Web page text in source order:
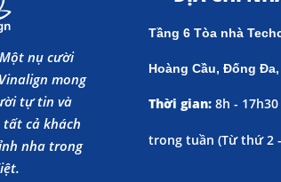
nụ cười
mong
tự tin và
cả khách
nha trong
Tầng 6 Tòa nhà
Hoàng Cầu, Đống Đa,
Thời gian: 8h -
trong tuần (Từ thứ 2